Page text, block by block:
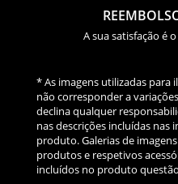
A sua satisfação é
* As imagens utilizadas
não corresponder a
declina qualquer
nas descrições incluídas nas
produto. Galerias de
produtos e respetivos
incluídos no produto